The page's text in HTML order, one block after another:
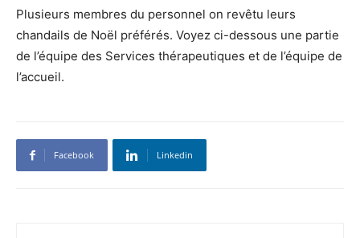
Plusieurs membres du personnel on revêtu leurs
chandails de Noël préférés. Voyez ci-dessous une partie
de l’équipe des Services thérapeutiques et de l’équipe de
l’accueil.
Facebook Linkedin